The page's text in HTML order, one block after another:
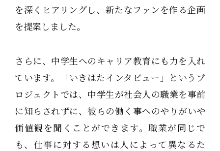
を深くヒアリングし、新たなファンを作る企画
を提案しました。
さらに、中学生へのキャリア教育にも力を入れ
ています。「いきはたインタビュー」というプ
ロジェクトでは、中学生が社会人の職業を事前
に知らされずに、彼らの働く事へのやりがいや
価値観を聞くことができます。職業が同じで
も、仕事に対する想いは人によって異なるた